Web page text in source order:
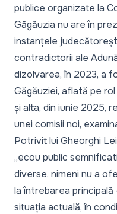
publice organizate la
Găgăuzia nu are în
instanțele
contradictorii ale
dizolvarea, în 2023, a
Găgăuziei, aflată pe
și alta, din iunie 2025,
unei comisii noi,
Potrivit lui Gheorghi
„ecou public
diverse, nimeni nu a
la întrebarea
situația actuală, în